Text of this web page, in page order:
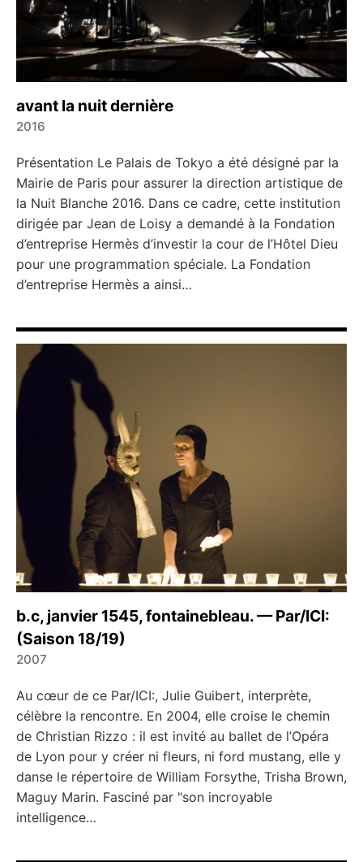
avant la nuit dernière
2016
Présentation Le Palais de Tokyo a été désigné par la
Mairie de Paris pour assurer la direction artistique de
la Nuit Blanche 2016. Dans ce cadre, cette institution
dirigée par Jean de Loisy a demandé à la Fondation
d’entreprise Hermès d’investir la cour de l’Hôtel Dieu
pour une programmation spéciale. La Fondation
d’entreprise Hermès a ainsi…
b.c, janvier 1545, fontainebleau. — Par/ICI:
(Saison 18/19)
2007
Au cœur de ce Par/ICI:, Julie Guibert, interprète,
célèbre la rencontre. En 2004, elle croise le chemin
de Christian Rizzo : il est invité au ballet de l’Opéra
de Lyon pour y créer ni fleurs, ni ford mustang, elle y
danse le répertoire de William Forsythe, Trisha Brown,
Maguy Marin. Fasciné par "son incroyable
intelligence…